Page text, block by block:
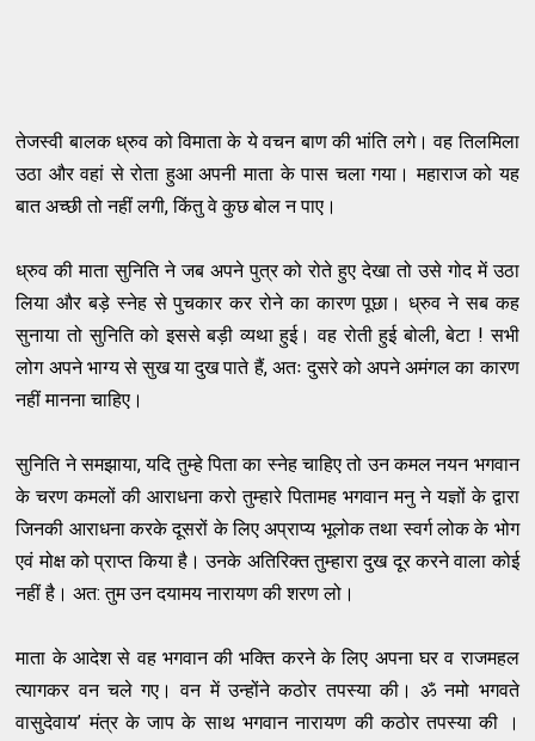
तेजस्वी बालक ध्रुव को विमाता के ये वचन बाण की भांति लगे। वह तिलमिला
उठा और वहां से रोता हुआ अपनी माता के पास चला गया। महाराज को यह
बात अच्छी तो नहीं लगी, किंतु वे कुछ बोल न पाए।
ध्रुव की माता सुनिति ने जब अपने पुत्र को रोते हुए देखा तो उसे गोद में उठा
लिया और बड़े स्नेह से पुचकार कर रोने का कारण पूछा। ध्रुव ने सब कह
सुनाया तो सुनिति को इससे बड़ी व्यथा हुई। वह रोती हुई बोली, बेटा ! सभी
लोग अपने भाग्य से सुख या दुख पाते हैं, अतः दुसरे को अपने अमंगल का कारण
नहीं मानना चाहिए।
सुनिति ने समझाया, यदि तुम्हे पिता का स्नेह चाहिए तो उन कमल नयन भगवान
के चरण कमलों की आराधना करो तुम्हारे पितामह भगवान मनु ने यज्ञों के द्वारा
जिनकी आराधना करके दूसरों के लिए अप्राप्य भूलोक तथा स्वर्ग लोक के भोग
एवं मोक्ष को प्राप्त किया है। उनके अतिरिक्त तुम्हारा दुख दूर करने वाला कोई
नहीं है। अत: तुम उन दयामय नारायण की शरण लो।
माता के आदेश से वह भगवान की भक्ति करने के लिए अपना घर व राजमहल
त्यागकर वन चले गए। वन में उन्होंने कठोर तपस्या की। ॐ नमो भगवते
वासुदेवाय’ मंत्र के जाप के साथ भगवान नारायण की कठोर तपस्या की ।